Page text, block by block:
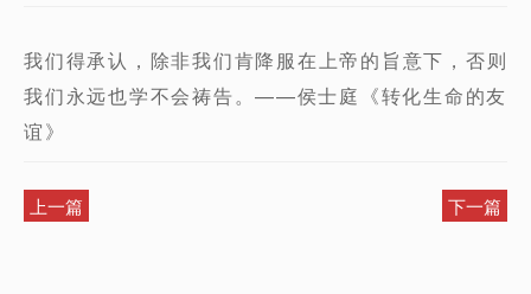
我们得承认，除非我们肯降服在上帝的旨意下，否则
我们永远也学不会祷告。——侯士庭《转化生命的友
谊》
上一篇 下一篇